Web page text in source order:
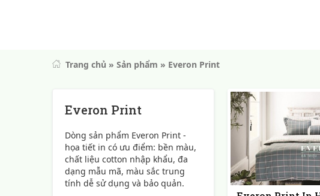
Trang chủ » Sản phẩm » Everon Print
Everon Print
Dòng sản phẩm Everon Print -
họa tiết in có ưu điểm: bền màu,
chất liệu cotton nhập khẩu, đa
dạng mẫu mã, màu sắc trung
tính dễ sử dụng và bảo quản.